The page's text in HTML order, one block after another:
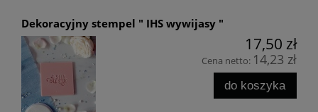
Dekoracyjny stempel " IHS wywijasy "
17,50 zł
Cena netto: 14,23 zł
do koszyka